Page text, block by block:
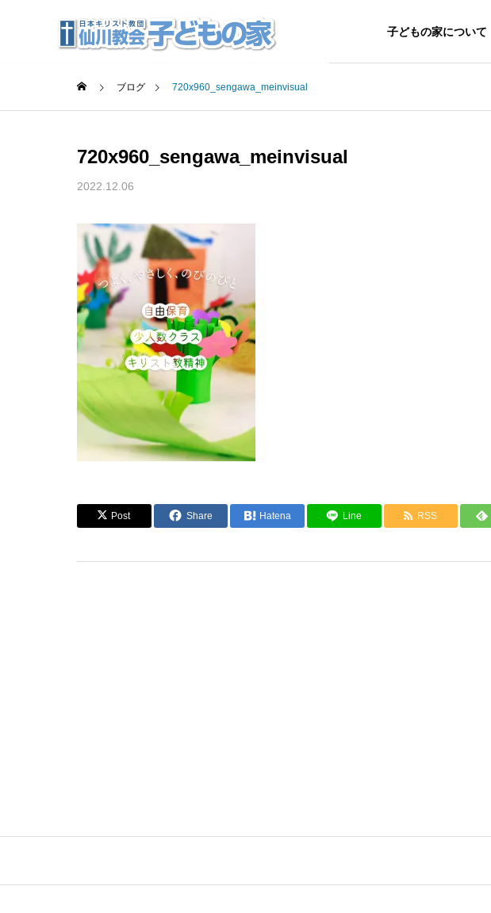
子どもの家について
ブログ 720x960_sengawa_meinvisual
720x960_sengawa_meinvisual
2022.12.06
Post Share Hatena Line RSS